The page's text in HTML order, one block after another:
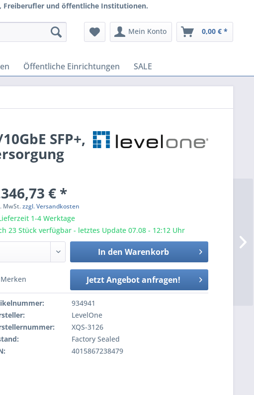
Freiberufler und öffentliche Institutionen.
Mein Konto 0,00 € *
Öffentliche Einrichtungen SALE
SFP+,
€ *
MwSt.zzgl. Versandkosten
1-4 Werktage
23 Stück verfügbar - letztes Update 07.08 - 12:12 Uhr
In den Warenkorb
Jetzt Angebot anfragen!
Merken
934941
LevelOne
XQS-3126
Factory Sealed
4015867238479